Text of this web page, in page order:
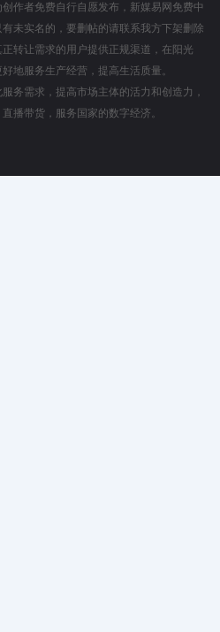
作者免费自行自愿发布，新媒易网免费中
未实名的，要删帖的请联系我方下架删除
转让需求的用户提供正规渠道，在阳光
地服务生产经营，提高生活质量。
务需求，提高市场主体的活力和创造力，
播带货，服务国家的数字经济。